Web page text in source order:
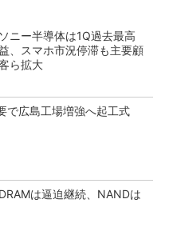
ソニー半導体は1Q過去最高
、スマホ市況停滞も主要顧
ら拡大
で広島工場増強へ起工式
は逼迫継続、NANDは